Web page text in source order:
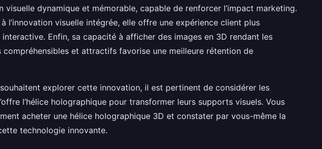
visuelle dynamique et mémorable, capable de renforcer l’impact marketing.
l’innovation visuelle intégrée, elle offre une expérience client plus
Enfin, sa capacité à afficher des images en 3D rendant les
compréhensibles et attractifs favorise une meilleure rétention de
explorer cette innovation, il est pertinent de considérer les
l’hélice holographique pour transformer leurs supports visuels. Vous
acheter une hélice holographique 3D et constater par vous-même la
technologie innovante.